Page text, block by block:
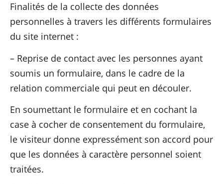
Finalités de la collecte des données
personnelles à travers les différents formulaires
du site internet :
– Reprise de contact avec les personnes ayant
soumis un formulaire, dans le cadre de la
relation commerciale qui peut en découler.
En soumettant le formulaire et en cochant la
case à cocher de consentement du formulaire,
le visiteur donne expressément son accord pour
que les données à caractère personnel soient
traitées.
Enseignement
& associations
Ressources
Devenir adhérent